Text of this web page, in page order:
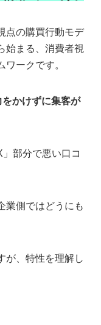
点の購買行動モデ
始まる、消費者視
ークです。
かけずに集客が
部分で悪い口コ
業側ではどうにも
が、特性を理解し